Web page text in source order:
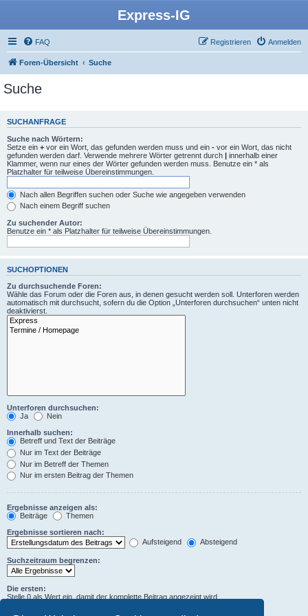
Express-IG
FAQ Anmelden
Registrieren
Foren-Übersicht Suche
Suche
SUCHANFRAGE
Suche nach Wörtern:
Setze ein + vor ein Wort, das gefunden werden muss und ein - vor ein Wort, das nicht
gefunden werden darf. Verwende mehrere Wörter getrennt durch | innerhalb einer
Klammer, wenn nur eines der Wörter gefunden werden muss. Benutze ein * als
Platzhalter für teilweise Übereinstimmungen.
Nach allen Begriffen suchen oder Suche wie angegeben verwenden
Nach einem Begriff suchen
Zu suchender Autor:
Benutze ein * als Platzhalter für teilweise Übereinstimmungen.
SUCHOPTIONEN
Zu durchsuchende Foren:
Wähle das Forum oder die Foren aus, in denen gesucht werden soll. Unterforen werden
automatisch mit durchsucht, sofern du die Option „Unterforen durchsuchen“ unten nicht
deaktivierst.
Unterforen durchsuchen:
Ja
Nein
Innerhalb suchen:
Betreff und Text der Beiträge
Nur im Text der Beiträge
Nur im Betreff der Themen
Nur im ersten Beitrag der Themen
Ergebnisse anzeigen als:
Beiträge
Themen
Ergebnisse sortieren nach:
Aufsteigend
Absteigend
Suchzeitraum begrenzen:
Die ersten:
Stelle 0 als Wert ein, damit der komplette Beitrag angezeigt wird.